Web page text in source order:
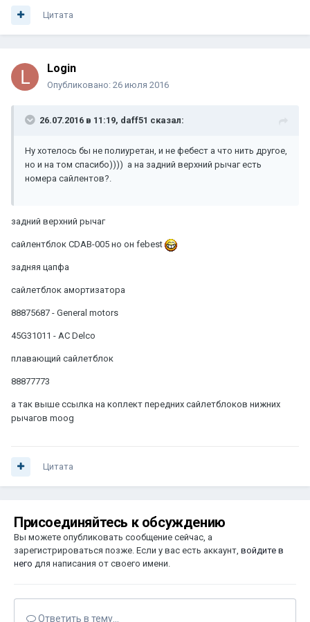
Цитата
Login
Опубликовано: 26 июля 2016
26.07.2016 в 11:19, daff51 сказал:
Ну хотелось бы не полиуретан, и не фебест а что нить другое,
но и на том спасибо)))) а на задний верхний рычаг есть
номера сайлентов?.
задний верхний рычаг
сайлентблок CDAB-005 но он febest
задняя цапфа
сайлетблок амортизатора
88875687 - General motors
45G31011 - AC Delco
плавающий сайлетблок
88877773
а так выше ссылка на коплект передних сайлетблоков нижних
рычагов moog
Цитата
Присоединяйтесь к обсуждению
Вы можете опубликовать сообщение сейчас, а
зарегистрироваться позже. Если у вас есть аккаунт, войдите в
него для написания от своего имени.
Ответить в тему...